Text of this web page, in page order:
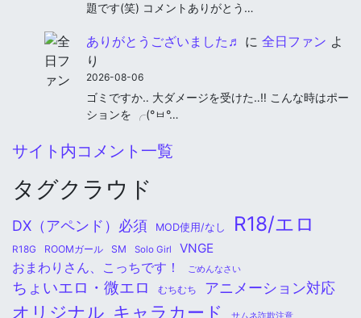
題です(笑) コメントありがとう…
ありがとうございました♬ に 全日ファン よ
り
2026-08-06
ゴミですか‥ 大ダメージを受けた‥‼︎ こんな時はポー
ションを ╭(°ㅂ°…
サイト内コメント一覧
タグクラウド
DX（アペンド）必須 MOD使用/なし R18/エロ
R18G ROOMガール SM Solo Girl VNGE
おまわりさん、こっちです！ ごめんなさい
ちょいエロ・微エロ むちむち アニメーション対応
オリジナル キャラカード